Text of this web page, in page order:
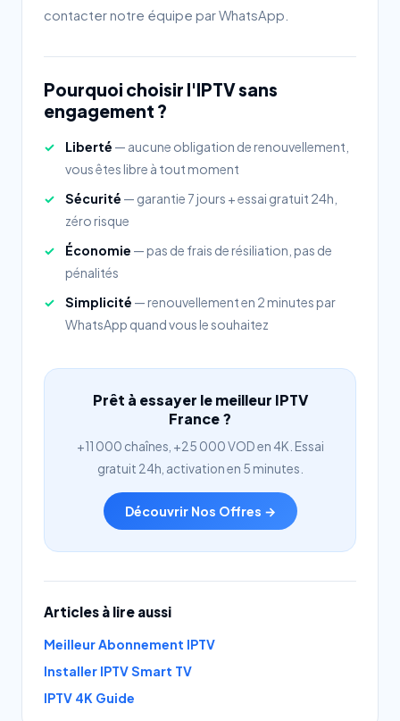
contacter notre équipe par WhatsApp.
Pourquoi choisir l'IPTV sans
engagement ?
Liberté — aucune obligation de renouvellement,
vous êtes libre à tout moment
Sécurité — garantie 7 jours + essai gratuit 24h,
zéro risque
Économie — pas de frais de résiliation, pas de
pénalités
Simplicité — renouvellement en 2 minutes par
WhatsApp quand vous le souhaitez
Prêt à essayer le meilleur IPTV
France ?
+11 000 chaînes, +25 000 VOD en 4K. Essai
gratuit 24h, activation en 5 minutes.
Découvrir Nos Offres →
Articles à lire aussi
Meilleur Abonnement IPTV
Installer IPTV Smart TV
IPTV 4K Guide